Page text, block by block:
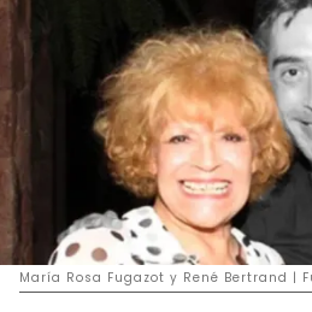
María Rosa Fugazot y René Bertrand |